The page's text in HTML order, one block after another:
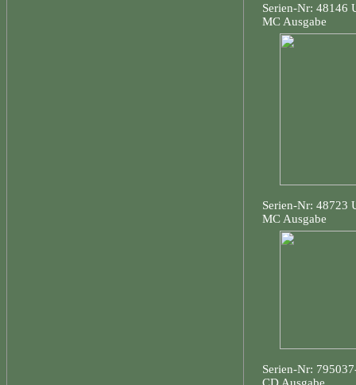
Serien-Nr: 48146
MC Ausgabe
Serien-Nr: 48723
MC Ausgabe
Serien-Nr:
CD Ausgabe